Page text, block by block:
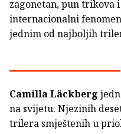
zagonetan, pun trikova
internacionalni
jednim od najboljih
Camilla Läckberg
na svijetu. Njezinih
trilera smještenih u